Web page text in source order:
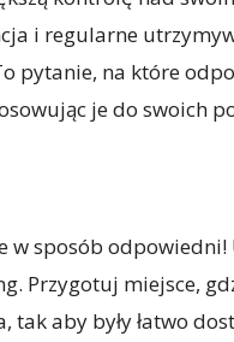
i regularne
pytanie, na które
je do swoich
sposób odpowiedni!
Przygotuj miejsce,
aby były łatwo